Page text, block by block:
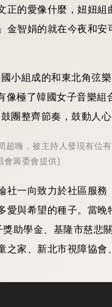
正的愛像什麼，妞妞
智娟的就在今夜和安
小組成的和東北角弦
極了韓國女子音樂組
團整齊節奏，鼓動人心
嗨，被主持人發現有位
會籌委會提供)
一向致力於社區服
與希望的種子。當
助學金、基隆市慈悲
家、新北市視障協